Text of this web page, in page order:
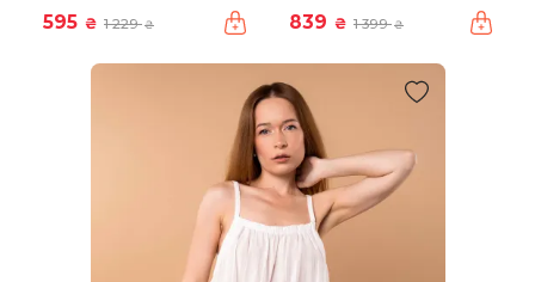
595 ₴ 1 229₴ 839 ₴ 1 399₴